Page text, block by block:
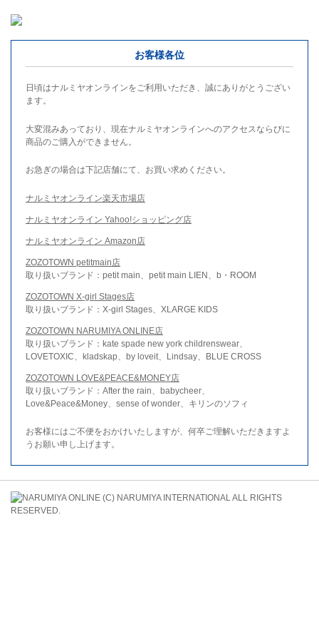
お客様各位
日頃はナルミヤオンラインをご利用いただき、誠にありがとうござい
ます。
大変混みあっており、現在ナルミヤオンラインへのアクセスならびに
商品のご購入ができません。
お急ぎの場合は下記店舗にて、お買い求めください。
ナルミヤオンライン楽天市場店
ナルミヤオンライン Yahoo!ショッピング店
ナルミヤオンライン Amazon店
ZOZOTOWN petitmain店
取り扱いブランド：petit main、petit main LIEN、b・ROOM
ZOZOTOWN X-girl Stages店
取り扱いブランド：X-girl Stages、XLARGE KIDS
ZOZOTOWN NARUMIYA ONLINE店
取り扱いブランド：kate spade new york childrenswear、
LOVETOXIC、kladskap、by loveit、Lindsay、BLUE CROSS
ZOZOTOWN LOVE&PEACE&MONEY店
取り扱いブランド：After the rain、babycheer、
Love&Peace&Money、sense of wonder、キリンのソフィ
お客様にはご不便をおかけいたしますが、何卒ご理解いただきますよ
うお願い申し上げます。